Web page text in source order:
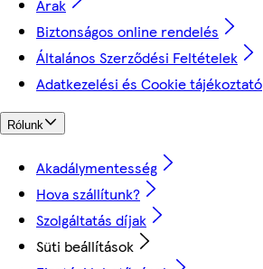
Árak
Biztonságos online rendelés
Általános Szerződési Feltételek
Adatkezelési és Cookie tájékoztató
Rólunk
Akadálymentesség
Hova szállítunk?
Szolgáltatás díjak
Süti beállítások